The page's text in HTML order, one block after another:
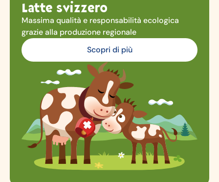
Latte svizzero
Massima qualità e responsabilità ecologica
grazie alla produzione regionale
Scopri di più